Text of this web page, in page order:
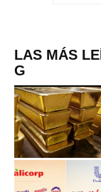
LAS MÁS
G